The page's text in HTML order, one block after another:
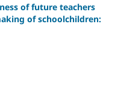
of future teachers
of schoolchildren: